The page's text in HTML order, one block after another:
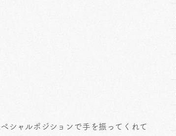
シャルポジションで手を振ってくれて